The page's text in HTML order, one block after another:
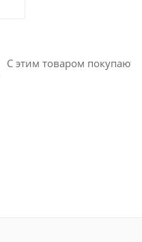
С этим товаром покупают